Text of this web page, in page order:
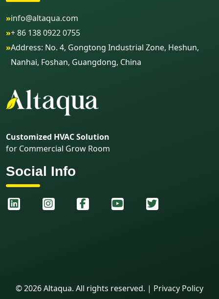
»info@altaqua.com
»+ 86 138 0922 0755
»Address: No. 4, Gongtong Industrial Zone, Heshun,
Nanhai, Foshan, Guangdong, China
Customized HVAC Solution
for Commercial Grow Room
Social Info
©2026Altaqua. All rights reserved. | Privacy Policy